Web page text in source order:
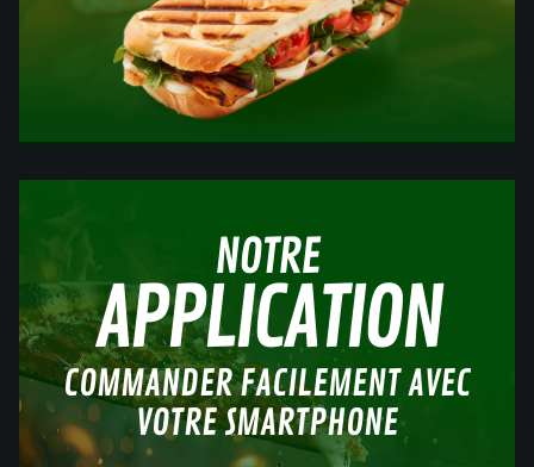
NOTRE
APPLICATION
COMMANDER FACILEMENT AVEC
VOTRE SMARTPHONE